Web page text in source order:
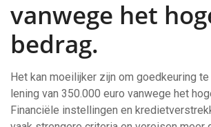
vanwege het
bedrag.
Het kan moeilijker zijn om goedkeuring
lening van 350.000 euro vanwege het
Financiële instellingen en